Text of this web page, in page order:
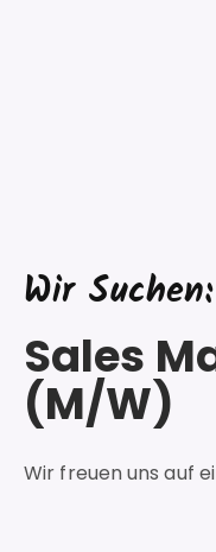
Wir
Sales
(M/W)
Wir freuen uns auf